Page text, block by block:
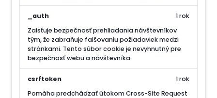
_auth
Zaisťuje bezpečnosť prehliadania návštevníkov
tým, že zabraňuje falšovaniu požiadaviek medzi
stránkami. Tento súbor cookie je nevyhnutný pre
bezpečnosť webu a návštevníka.
1 rok
csrftoken
Pomáha predchádzať útokom Cross-Site Request
1 rok